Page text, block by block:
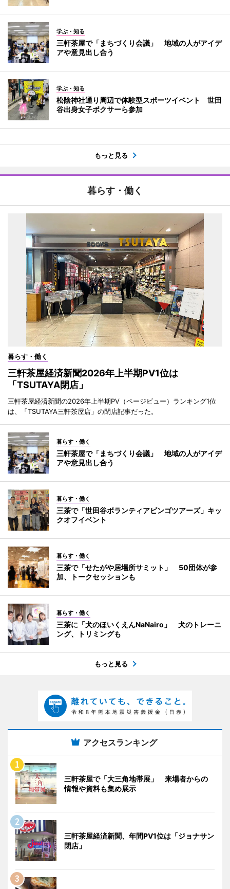
学ぶ・知る
三軒茶屋で「まちづくり会議」 地域の人がアイデ
アや意見出し合う
学ぶ・知る
松陰神社通り周辺で体験型スポーツイベント 世田
谷出身女子ボクサーら参加
もっと見る
暮らす・働く
暮らす・働く
三軒茶屋経済新聞2026年上半期PV1位は
「TSUTAYA閉店」
三軒茶屋経済新聞の2026年上半期PV（ページビュー）ランキング1位
は、「TSUTAYA三軒茶屋店」の閉店記事だった。
暮らす・働く
三軒茶屋で「まちづくり会議」 地域の人がアイデ
アや意見出し合う
暮らす・働く
三茶で「世田谷ボランティアビンゴツアーズ」キッ
クオフイベント
暮らす・働く
三茶で「せたがや居場所サミット」 50団体が参
加、トークセッションも
暮らす・働く
三茶に「犬のほいくえんNaNairo」 犬のトレーニ
ング、トリミングも
もっと見る
アクセスランキング
三軒茶屋で「大三角地帯展」 来場者からの
情報や資料も集め展示
三軒茶屋経済新聞、年間PV1位は「ジョナサン
閉店」